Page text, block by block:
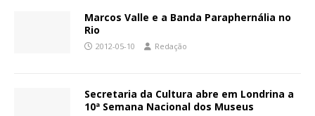
Marcos Valle e a Banda Paraphernália no
Rio
2012-05-10 Redação
Secretaria da Cultura abre em Londrina a
10ª Semana Nacional dos Museus